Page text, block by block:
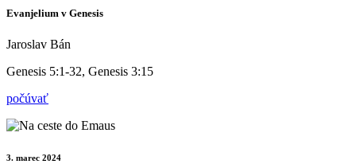
Evanjelium v Genesis
Jaroslav Bán
Genesis 5:1-32, Genesis 3:15
počúvať
3. marec 2024